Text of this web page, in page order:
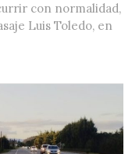
con normalidad,
Luis Toledo, en